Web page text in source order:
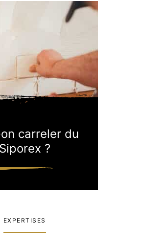
carreler du
Siporex ?
EXPERTISES